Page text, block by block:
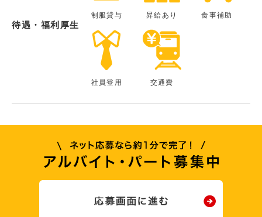
待遇・福利厚生
制服貸与 昇給あり 食事補助
社員登用 交通費